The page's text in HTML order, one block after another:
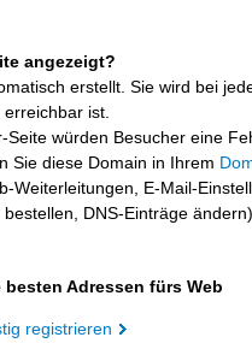
angezeigt?
erstellt. Sie wird bei
ist.
Seite würden Besucher eine
Sie diese Domain in Ihrem
Weiterleitungen, E-Mail-
DNS-Einträge ändern).
Adressen fürs Web
registrieren